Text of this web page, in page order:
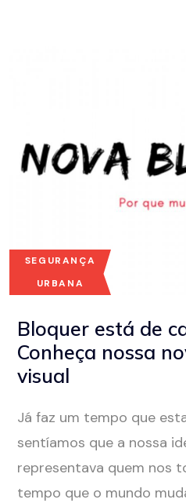
SEGURANÇA
URBANA
Bloquer está de
Conheça nossa
visual
Já faz um tempo que
sentíamos que a nossa
representava quem nos
tempo que o mundo